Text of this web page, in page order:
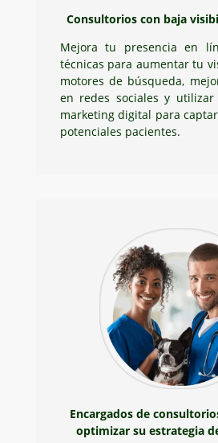
Consultorios con baja
Mejora tu presencia en
técnicas para aumentar tu
motores de búsqueda,
en redes sociales y utilizar
marketing digital para
potenciales pacientes.
Encargados de
optimizar su estrategia